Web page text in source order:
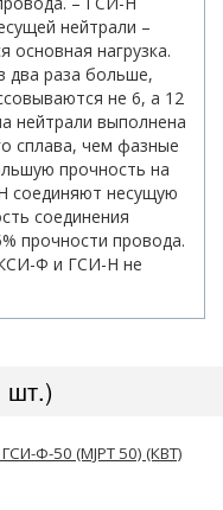
нейтрали –
основная нагрузка.
два раза больше,
не 6, а 12
нейтрали выполнена
сплава, чем фазные
прочность на
соединяют несущую
соединения
прочности провода.
Ф и ГСИ-Н не
шт.)
Ф-50 (MJPT 50) (КВТ)